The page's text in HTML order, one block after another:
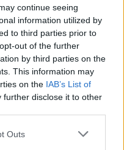
continue seeing
information utilized by
to third parties prior to
out of the further
by third parties on the
This information may
on the IAB’s List of
further disclose it to other
Outs